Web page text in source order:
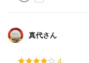
真代さん
4